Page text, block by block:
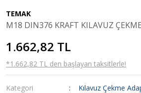
TEMAK
M18 DIN376 KRAFT KILAVUZ
1.662,82 TL
*1.662,82 TL den başlayan taksitlerle!
Kategori
Kılavuz Çekme